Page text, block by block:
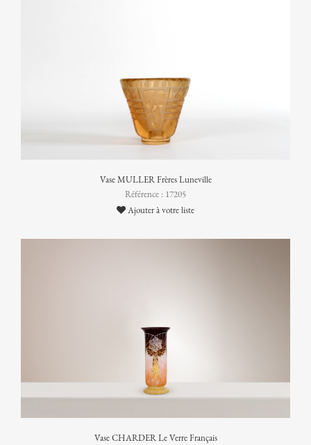
Vase MULLER Frères Luneville
Référence : 17205
Ajouter à votre liste
Vase CHARDER Le Verre Français